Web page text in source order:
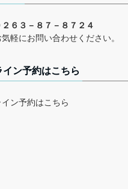
２６３－８７－８７２４
気軽にお問い合わせください。
イン予約はこちら
イン予約はこちら